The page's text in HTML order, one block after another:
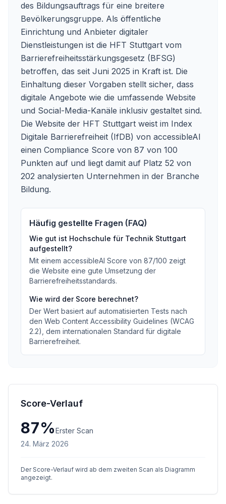
des Bildungsauftrags für eine breitere
Bevölkerungsgruppe. Als öffentliche
Einrichtung und Anbieter digitaler
Dienstleistungen ist die HFT Stuttgart vom
Barrierefreiheitsstärkungsgesetz (BFSG)
betroffen, das seit Juni 2025 in Kraft ist. Die
Einhaltung dieser Vorgaben stellt sicher, dass
digitale Angebote wie die umfassende Website
und Social-Media-Kanäle inklusiv gestaltet sind.
Die Website der HFT Stuttgart weist im Index
Digitale Barrierefreiheit (IfDB) von accessibleAI
einen Compliance Score von 87 von 100
Punkten auf und liegt damit auf Platz 52 von
202 analysierten Unternehmen in der Branche
Bildung.
Häufig gestellte Fragen (FAQ)
Wie gut ist Hochschule für Technik Stuttgart
aufgestellt?
Mit einem accessibleAI Score von 87/100 zeigt
die Website eine gute Umsetzung der
Barrierefreiheitsstandards.
Wie wird der Score berechnet?
Der Wert basiert auf automatisierten Tests nach
den Web Content Accessibility Guidelines (WCAG
2.2), dem internationalen Standard für digitale
Barrierefreiheit.
Score-Verlauf
87%Erster Scan
24. März 2026
Der Score-Verlauf wird ab dem zweiten Scan als Diagramm
angezeigt.